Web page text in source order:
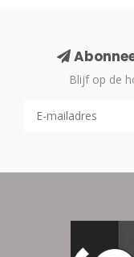
Blijf op de